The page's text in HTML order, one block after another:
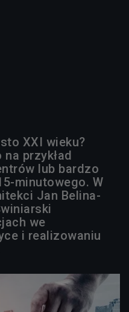
XXI wieku?
przykład
lub bardzo
minutowego. W
Jan Belina-
we
i realizowaniu